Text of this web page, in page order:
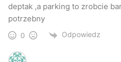
deptak ,a parking to zrobcie
potrzebny
0 Odpowiedz